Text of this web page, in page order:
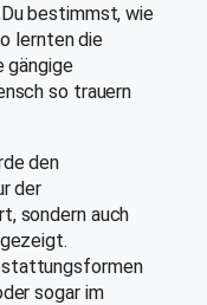
bestimmst, wie
lernten die
gängige
so trauern
den
der
sondern auch
sogar im